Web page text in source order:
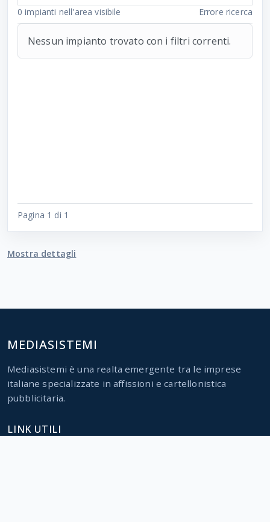
0 impianti nell'area visibile Errore ricerca
Nessun impianto trovato con i filtri correnti.
Pagina 1 di 1
Mostra dettagli
MEDIASISTEMI
Mediasistemi è una realta emergente tra le imprese
italiane specializzate in affissioni e cartellonistica
pubblicitaria.
LINK UTILI